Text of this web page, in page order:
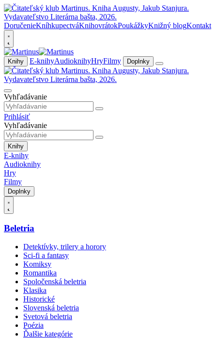
DoručenieKníhkupectváKnihovrátokPoukážkyKnižný blogKontakt
Knihy E-knihyAudioknihyHryFilmy Doplnky
Vyhľadávanie
Prihlásiť
Vyhľadávanie
Knihy
E-knihy
Audioknihy
Hry
Filmy
Doplnky
Beletria
Detektívky, trilery a horory
Sci-fi a fantasy
Komiksy
Romantika
Spoločenská beletria
Klasika
Historické
Slovenská beletria
Svetová beletria
Poézia
Ďalšie kategórie